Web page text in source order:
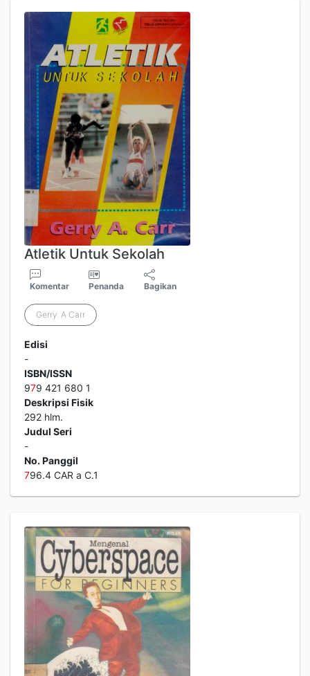
Atletik Untuk Sekolah
Komentar Penanda Bagikan
Gerry. A Carr
Edisi
-
ISBN/ISSN
979 421 680 1
Deskripsi Fisik
292 hlm.
Judul Seri
-
No. Panggil
796.4 CAR a C.1